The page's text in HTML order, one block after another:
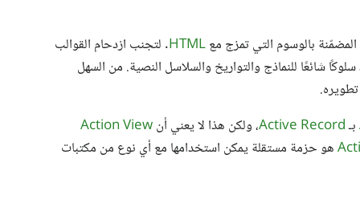
المضمّنة بالوسوم التي تمزج معHTML. لتجنب ازدحام القوالب
شائعًا للنماذج والتواريخ والسلاسل النصية. من السهل
بـActive Record، ولكن هذا لا يعني أنAction View
هو حزمة مستقلة يمكن استخدامها مع أي نوع من مكتبات